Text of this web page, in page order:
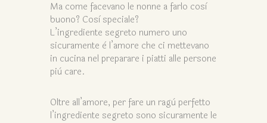
Ma come facevano le nonne a farlo così
buono? Così speciale?
L’ingrediente segreto numero uno
sicuramente è l’amore che ci mettevano
in cucina nel preparare i piatti alle persone
più care.
Oltre all’amore, per fare un ragù perfetto
l’ingrediente segreto sono sicuramente le